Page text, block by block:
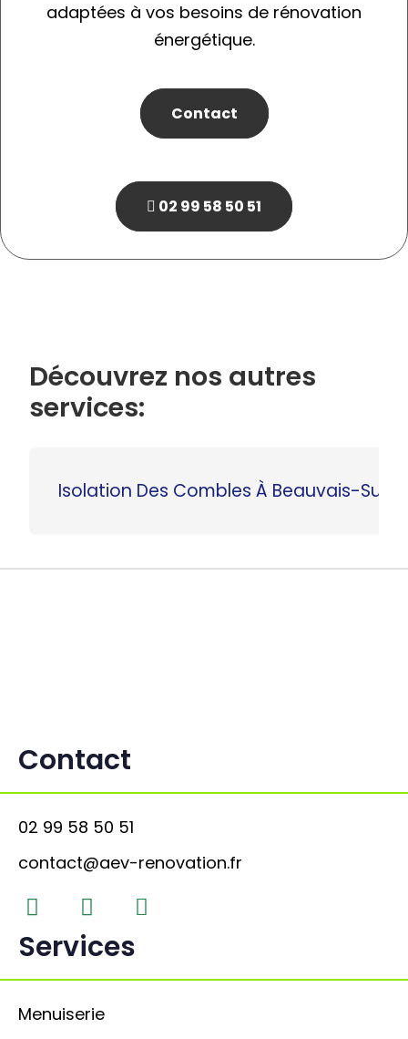
adaptées à vos besoins de rénovation
énergétique.
Contact
02 99 58 50 51
Découvrez nos autres
services:
Isolation Des Combles À Beauvais-Sur-
Contact
02 99 58 50 51
contact@aev-renovation.fr
Services
Menuiserie